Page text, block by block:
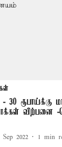
- 30 ரூபாய்க்கு
விற்பனை -
Sep 2022 1 min